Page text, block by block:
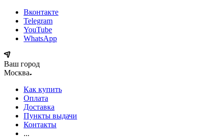
Вконтакте
Telegram
YouTube
WhatsApp
Ваш город
Москва
Как купить
Оплата
Доставка
Пункты выдачи
Контакты
...